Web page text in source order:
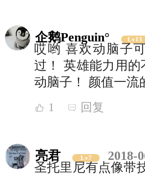
企鹅Penguin° Lv13
哎哟 喜欢动脑子
过！ 英雄能力用
动脑子！ 颜值一流
1 回复
亮君 Lv7
2018-
圣托里尼有点像带